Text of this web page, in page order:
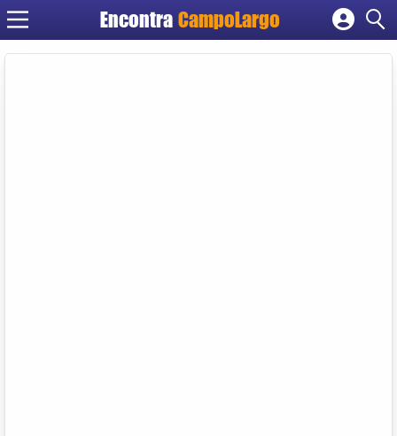
Encontra CampoLargo
Cadastrar empresa